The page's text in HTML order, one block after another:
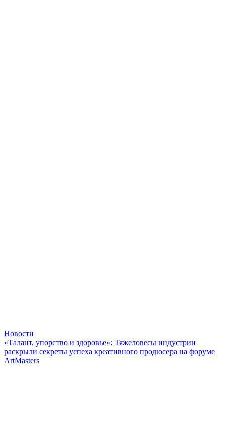
Новости
«Талант, упорство и здоровье»: Тяжеловесы индустрии
раскрыли секреты успеха креативного продюсера на форуме
ArtMasters